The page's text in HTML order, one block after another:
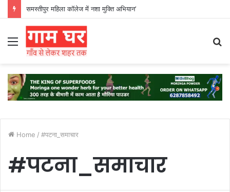
समस्तीपुर महिला कॉलेज में नशा मुक्ति अभियान’
Menu
Home / #पटना_समाचार
#पटना_समाचार